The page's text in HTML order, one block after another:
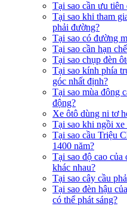
Tại sao cần ưu
Tại sao khi tham
phải đường?
Tại sao có đường
Tại sao cần hạn
Tại sao chụp đèn
Tại sao kính phía
góc nhất định?
Tại sao mùa đông
động?
Xe ôtô dùng ni tơ
Tại sao khi ngồi xe
Tại sao cầu Triệu
1400 năm?
Tại sao độ cao của
khác nhau?
Tại sao cây cầu
Tại sao đèn hậu
có thể phát sáng?